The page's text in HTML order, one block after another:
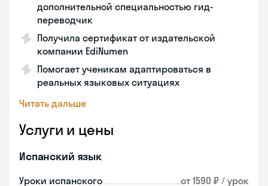
дополнительной специальностью гид-
переводчик
Получила сертификат от издательской
компании EdiNumen
Помогает ученикам адаптироваться в
реальных языковых ситуациях
Читать дальше
Услуги и цены
Испанский язык
Уроки испанского от 1590 ₽ / урок